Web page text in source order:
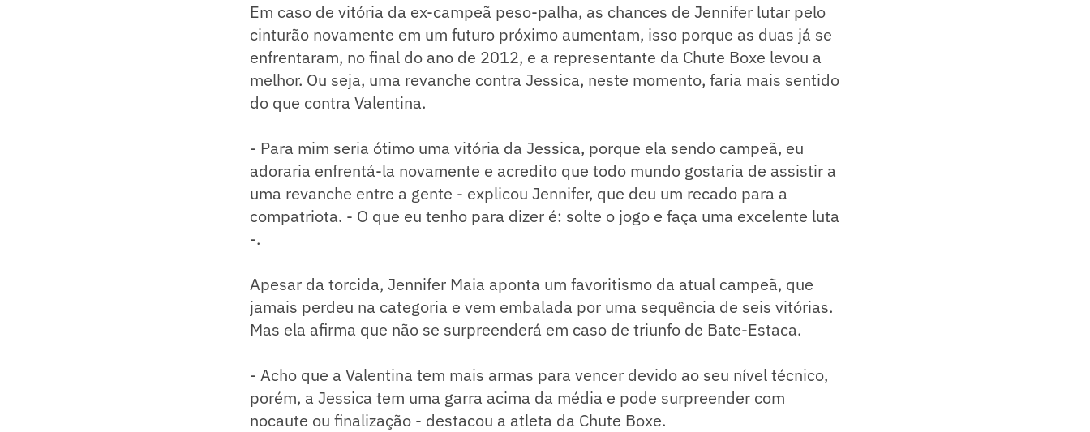
Em caso de vitória da ex-campeã peso-palha, as chances de Jennifer lutar pelo
cinturão novamente em um futuro próximo aumentam, isso porque as duas já se
enfrentaram, no final do ano de 2012, e a representante da Chute Boxe levou a
melhor. Ou seja, uma revanche contra Jessica, neste momento, faria mais sentido
do que contra Valentina.
- Para mim seria ótimo uma vitória da Jessica, porque ela sendo campeã, eu
adoraria enfrentá-la novamente e acredito que todo mundo gostaria de assistir a
uma revanche entre a gente - explicou Jennifer, que deu um recado para a
compatriota. - O que eu tenho para dizer é: solte o jogo e faça uma excelente luta
-.
Apesar da torcida, Jennifer Maia aponta um favoritismo da atual campeã, que
jamais perdeu na categoria e vem embalada por uma sequência de seis vitórias.
Mas ela afirma que não se surpreenderá em caso de triunfo de Bate-Estaca.
- Acho que a Valentina tem mais armas para vencer devido ao seu nível técnico,
porém, a Jessica tem uma garra acima da média e pode surpreender com
nocaute ou finalização - destacou a atleta da Chute Boxe.